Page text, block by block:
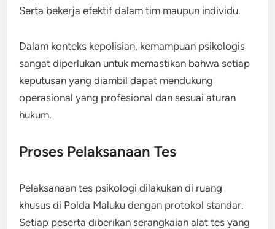
Serta bekerja efektif dalam tim maupun individu.
Dalam konteks kepolisian, kemampuan psikologis
sangat diperlukan untuk memastikan bahwa setiap
keputusan yang diambil dapat mendukung
operasional yang profesional dan sesuai aturan
hukum.
Proses Pelaksanaan Tes
Pelaksanaan tes psikologi dilakukan di ruang
khusus di Polda Maluku dengan protokol standar.
Setiap peserta diberikan serangkaian alat tes yang